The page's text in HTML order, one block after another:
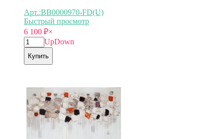
Арт.:BB0000970-FD(U)
Быстрый просмотр
6 100 ₽×
UpDown
Купить